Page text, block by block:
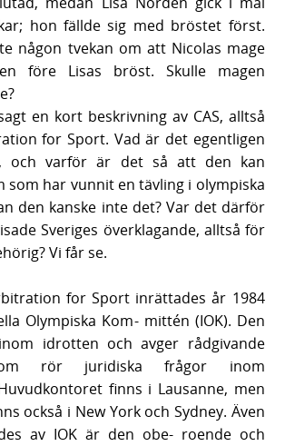
hon fällde sig med bröstet först.
någon tvekan om att Nicolas mage
före Lisas bröst. Skulle magen
en kort beskrivning av CAS, alltså
for Sport. Vad är det egentligen
och varför är det så att den kan
som har vunnit en tävling i olympiska
den kanske inte det? Var det därför
Sveriges överklagande, alltså för
Vi får se.
for Sport inrättades år 1984
Olympiska Kom- mittén (IOK). Den
idrotten och avger rådgivande
rör juridiska frågor inom
finns i Lausanne, men
också i New York och Sydney. Även
av IOK är den obe- roende och